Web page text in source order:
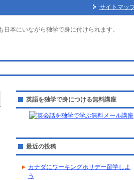
英語を独学で身につける無料講座
最近の投稿
カナダにワーキングホリデー留学しよ
う
サイトマッ
本にいながら独学で身に付けられます。